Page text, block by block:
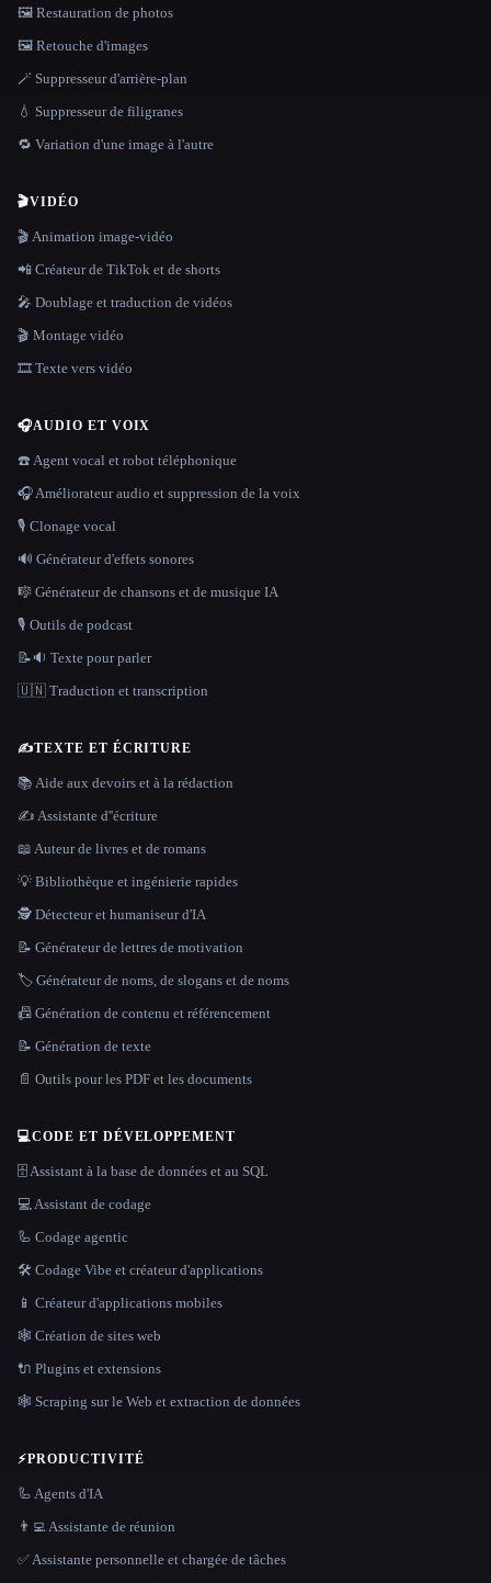
🖼️ Restauration de photos
🖼️ Retouche d'images
🪄 Suppresseur d'arrière-plan
💧 Suppresseur de filigranes
🔁 Variation d'une image à l'autre
🎬VIDÉO
🎬 Animation image-vidéo
📲 Créateur de TikTok et de shorts
🎤 Doublage et traduction de vidéos
🎬 Montage vidéo
🎞️ Texte vers vidéo
🎧AUDIO ET VOIX
☎️ Agent vocal et robot téléphonique
🎧 Améliorateur audio et suppression de la voix
🎙️ Clonage vocal
🔊 Générateur d'effets sonores
🎼 Générateur de chansons et de musique IA
🎙️ Outils de podcast
📝🔉 Texte pour parler
🇺🇳 Traduction et transcription
✍️TEXTE ET ÉCRITURE
📚 Aide aux devoirs et à la rédaction
✍️ Assistante d''écriture
📖 Auteur de livres et de romans
💡 Bibliothèque et ingénierie rapides
🕵️ Détecteur et humaniseur d'IA
📝 Générateur de lettres de motivation
🏷️ Générateur de noms, de slogans et de noms
📠 Génération de contenu et référencement
📝 Génération de texte
📄 Outils pour les PDF et les documents
💻CODE ET DÉVELOPPEMENT
🗄️ Assistant à la base de données et au SQL
💻 Assistant de codage
🦾 Codage agentic
🛠️ Codage Vibe et créateur d'applications
📱 Créateur d'applications mobiles
🕸 Création de sites web
🔌 Plugins et extensions
🕸️ Scraping sur le Web et extraction de données
⚡PRODUCTIVITÉ
🦾 Agents d'IA
👨‍💻 Assistante de réunion
✅ Assistante personnelle et chargée de tâches